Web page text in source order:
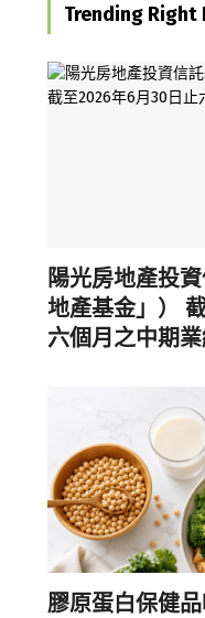
Trending Right
陽光房地產投
地產基金」）
六個月之中期
膠原蛋白保健